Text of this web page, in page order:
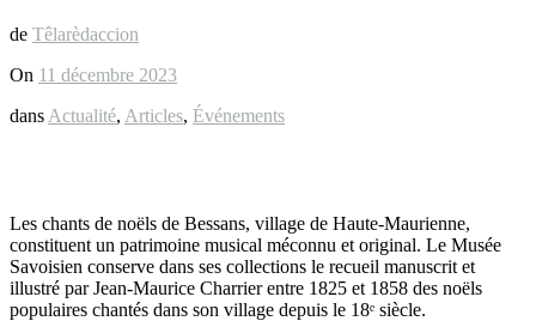
de Têlarèdaccion
On 11 décembre 2023
dans Actualité, Articles, Événements
Les chants de noëls de Bessans, village de Haute-Maurienne,
constituent un patrimoine musical méconnu et original. Le Musée
Savoisien conserve dans ses collections le recueil manuscrit et
illustré par Jean-Maurice Charrier entre 1825 et 1858 des noëls
populaires chantés dans son village depuis le 18ᵉ siècle.